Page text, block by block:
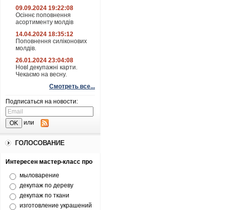
09.09.2024 19:22:08
Осіннє поповнення
асортименту молдів
14.04.2024 18:35:12
Поповнення силіконових
молдів.
26.01.2024 23:04:08
НовІ декупажні карти.
Чекаємо на весну.
Смотреть все...
Подписаться на новости:
или
ГОЛОСОВАНИЕ
Интересен мастер-класс про
мыловарение
декупаж по дереву
декупаж по ткани
изготовление украшений